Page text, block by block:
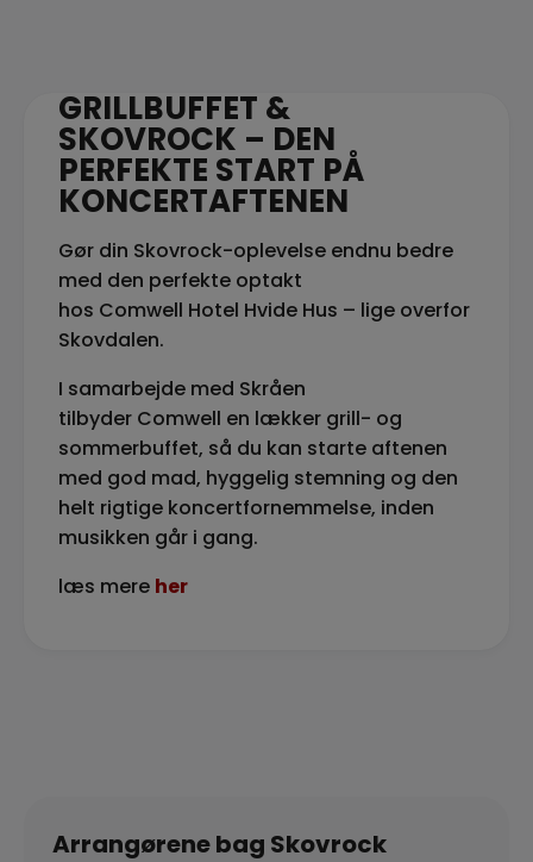
GRILLBUFFET &
SKOVROCK – DEN
PERFEKTE START PÅ
KONCERTAFTENEN
Gør din Skovrock-oplevelse endnu bedre
med den perfekte optakt
hos Comwell Hotel Hvide Hus – lige overfor
Skovdalen.
I samarbejde med Skråen
tilbyder Comwell en lækker grill- og
sommerbuffet, så du kan starte aftenen
med god mad, hyggelig stemning og den
helt rigtige koncertfornemmelse, inden
musikken går i gang.
læs mere her
Arrangørene bag Skovrock